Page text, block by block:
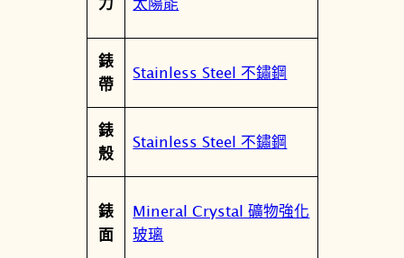
4
5
0
7
-
8
X
數
量
錶
帶
Stainless Steel 不鏽鋼
錶
殼
Stainless Steel 不鏽鋼
錶
面
Mineral Crystal 礦物強化
玻璃